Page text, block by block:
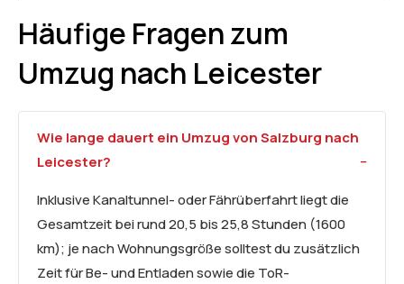
Häufige Fragen zum
Umzug nach Leicester
Wie lange dauert ein Umzug von Salzburg nach
Leicester?
Inklusive Kanaltunnel- oder Fährüberfahrt liegt die
Gesamtzeit bei rund 20,5 bis 25,8 Stunden (1600
km); je nach Wohnungsgröße solltest du zusätzlich
Zeit für Be- und Entladen sowie die ToR-